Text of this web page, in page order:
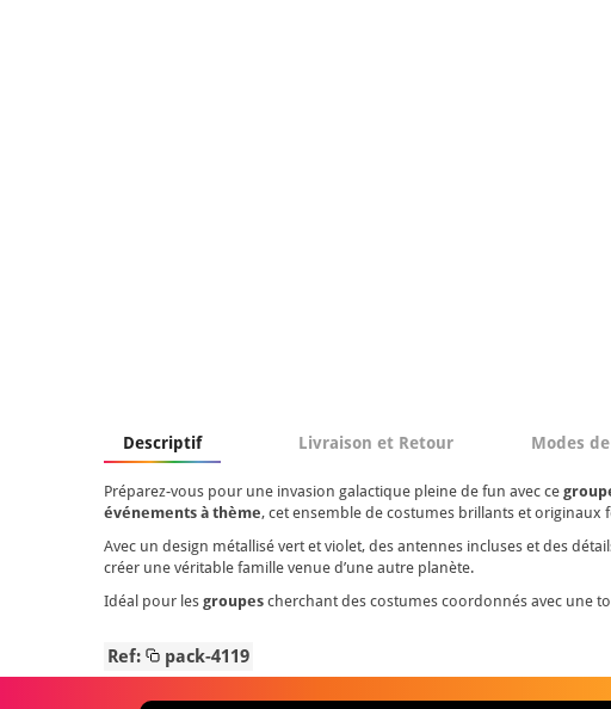
Descriptif Livraison et Retour Modes
Préparez-vous pour une invasion galactique pleine de fun avec ce
événements à thème, cet ensemble de costumes brillants et originaux
Avec un design métallisé vert et violet, des antennes incluses et des
créer une véritable famille venue d’une autre planète.
Idéal pour les groupes cherchant des costumes coordonnés avec une
Ref: pack-4119